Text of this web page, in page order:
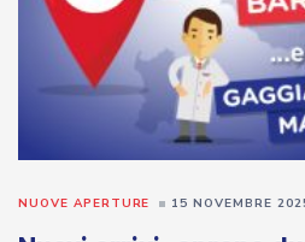
NUOVE APERTURE 15 NOVEMBRE